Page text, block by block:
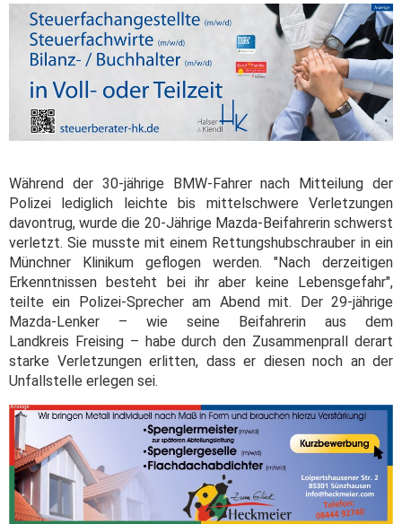
Während der 30-jährige BMW-Fahrer nach Mitteilung der
Polizei lediglich leichte bis mittelschwere Verletzungen
davontrug, wurde die 20-Jährige Mazda-Beifahrerin schwerst
verletzt. Sie musste mit einem Rettungshubschrauber in ein
Münchner Klinikum geflogen werden. "Nach derzeitigen
Erkenntnissen besteht bei ihr aber keine Lebensgefahr",
teilte ein Polizei-Sprecher am Abend mit. Der 29-jährige
Mazda-Lenker – wie seine Beifahrerin aus dem
Landkreis Freising – habe durch den Zusammenprall derart
starke Verletzungen erlitten, dass er diesen noch an der
Unfallstelle erlegen sei.